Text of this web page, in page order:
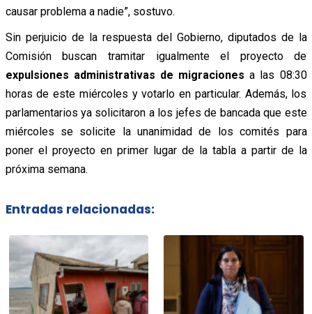
causar problema a nadie”, sostuvo.
Sin perjuicio de la respuesta del Gobierno, diputados de la
Comisión buscan tramitar igualmente el proyecto de
expulsiones administrativas de migraciones a las 08:30
horas de este miércoles y votarlo en particular. Además, los
parlamentarios ya solicitaron a los jefes de bancada que este
miércoles se solicite la unanimidad de los comités para
poner el proyecto en primer lugar de la tabla a partir de la
próxima semana.
Entradas relacionadas: